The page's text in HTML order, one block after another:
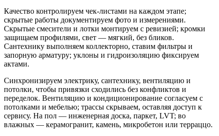
Качество контролируем чек-листами на каждом этапе;
скрытые работы документируем фото и измерениями.
Скрытые смесители и лотки монтируем с ревизией; кромки
защищаем профилями, свет — мягкий, без бликов.
Сантехнику выполняем коллекторно, ставим фильтры и
запорную арматуру; уклоны и гидроизоляцию фиксируем
актами.
Синхронизируем электрику, сантехнику, вентиляцию и
потолки, чтобы привязки сходились без конфликтов и
переделок. Вентиляцию и кондиционирование согласуем с
потолками и мебелью; трассы скрываем, оставляя доступ к
сервису. На пол — инженерная доска, паркет, LVT; во
влажных — керамогранит, камень, микробетон или терраццо.